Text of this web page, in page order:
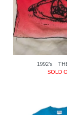
1992's
SOLD